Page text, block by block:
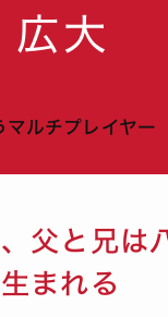
広大
マルチプレイヤー
父と兄は
まれる